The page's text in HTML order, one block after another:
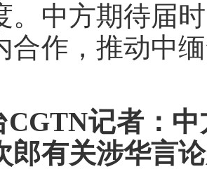
。中方期待届
合作，推动中
CGTN记者：
郎有关涉华言